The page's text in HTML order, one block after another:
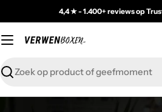
to
content
4,4 ★ - 1.400+ reviews op
Zoeken